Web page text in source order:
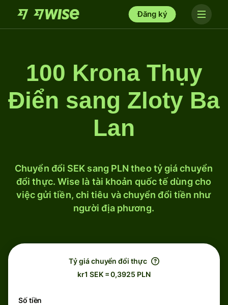
Đăng ký
100 Krona Thụy
Điển sang Zloty Ba
Lan
Chuyển đổi SEK sang PLN theo tỷ giá chuyển
đổi thực. Wise là tài khoản quốc tế dùng cho
việc gửi tiền, chi tiêu và chuyển đổi tiền như
người địa phương.
Tỷ giá chuyển đổi thực
kr1 SEK = 0,3925 PLN
Số tiền